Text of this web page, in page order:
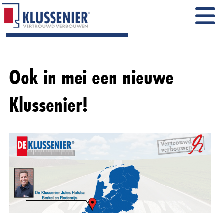
Ook in mei een nieuwe
Klussenier!